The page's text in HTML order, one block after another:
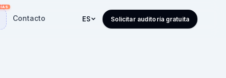
Contacto ES Solicitar auditoría gratuita